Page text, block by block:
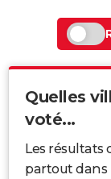
Quelles
voté...
Les résultats
partout dans